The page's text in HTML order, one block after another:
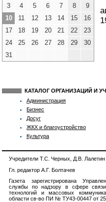
3
4 5 6 7 8
9
10
11 12 13 14 15
16
17
18 19 20 21 22
23
24
25 26 27 28 29
30
31
КАТАЛОГ ОРГАНИЗАЦИЙ И
Администрация
Бизнес
Досуг
ЖКХ и благоустройство
Культура
Учредители Т.С. Черных, Д.В. Лалетин
Гл. редактор А.Г. Болтачев
Газета зарегистрирована
службы по надзору в сфере
технологий и массовых
области св-во ПИ № ТУ43-00447 от 25